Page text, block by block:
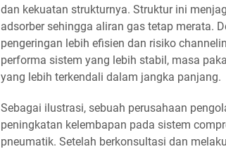
dan kekuatan strukturnya. Struktur ini
adsorber sehingga aliran gas tetap merata.
pengeringan lebih efisien dan risiko
performa sistem yang lebih stabil, masa
yang lebih terkendali dalam jangka panjang.
Sebagai ilustrasi, sebuah perusahaan
peningkatan kelembapan pada sistem
pneumatik. Setelah berkonsultasi dan